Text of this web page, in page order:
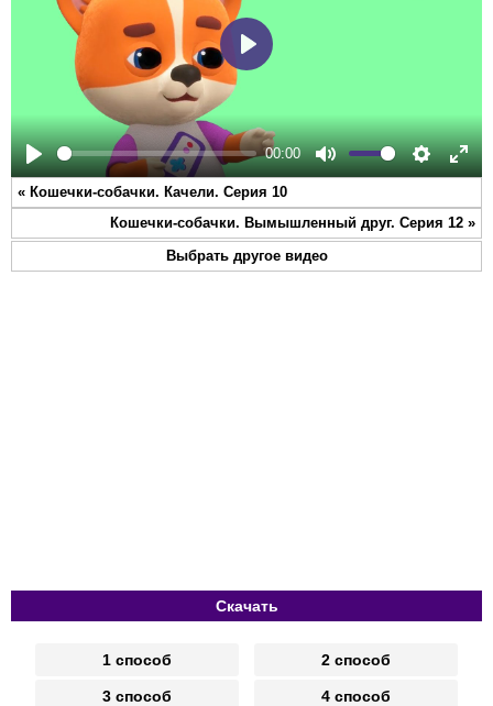
Play
00:00
Mute Settings
Play
« Кошечки-собачки. Качели. Серия 10
Кошечки-собачки. Вымышленный друг. Серия 12 »
Выбрать другое видео
Скачать
1 способ 2 способ
3 способ 4 способ